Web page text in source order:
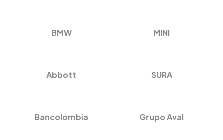
BMW MINI
Abbott SURA
Bancolombia Grupo Aval